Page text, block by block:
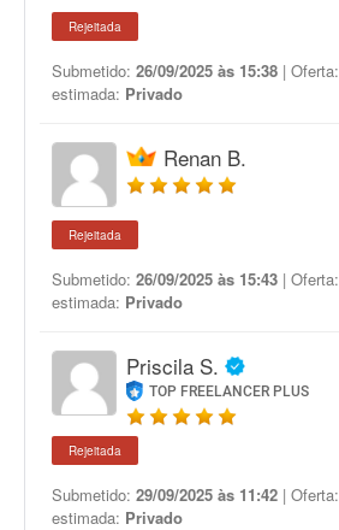
Rejeitada
Submetido: 26/09/2025 às 15:38 | Oferta:
estimada: Privado
Renan B.
Rejeitada
Submetido: 26/09/2025 às 15:43 | Oferta:
estimada: Privado
Priscila S.
TOP FREELANCER PLUS
Rejeitada
Submetido: 29/09/2025 às 11:42 | Oferta:
estimada: Privado